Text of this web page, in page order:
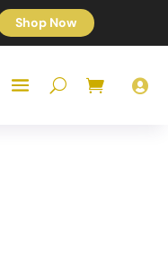
Shop Now
